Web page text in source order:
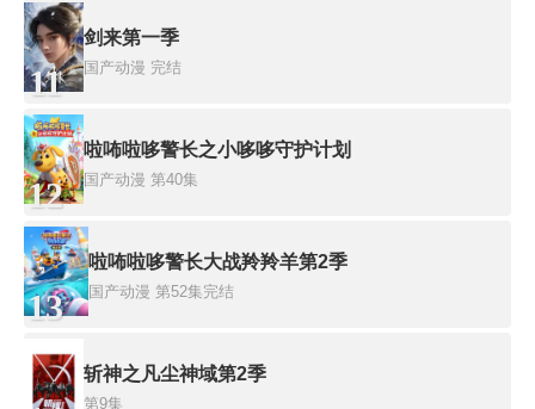
11
剑来第一季
国产动漫 完结
12
啦咘啦哆警长之小哆哆守护计划
国产动漫 第40集
13
啦咘啦哆警长大战羚羚羊第2季
国产动漫 第52集完结
斩神之凡尘神域第2季
第9集